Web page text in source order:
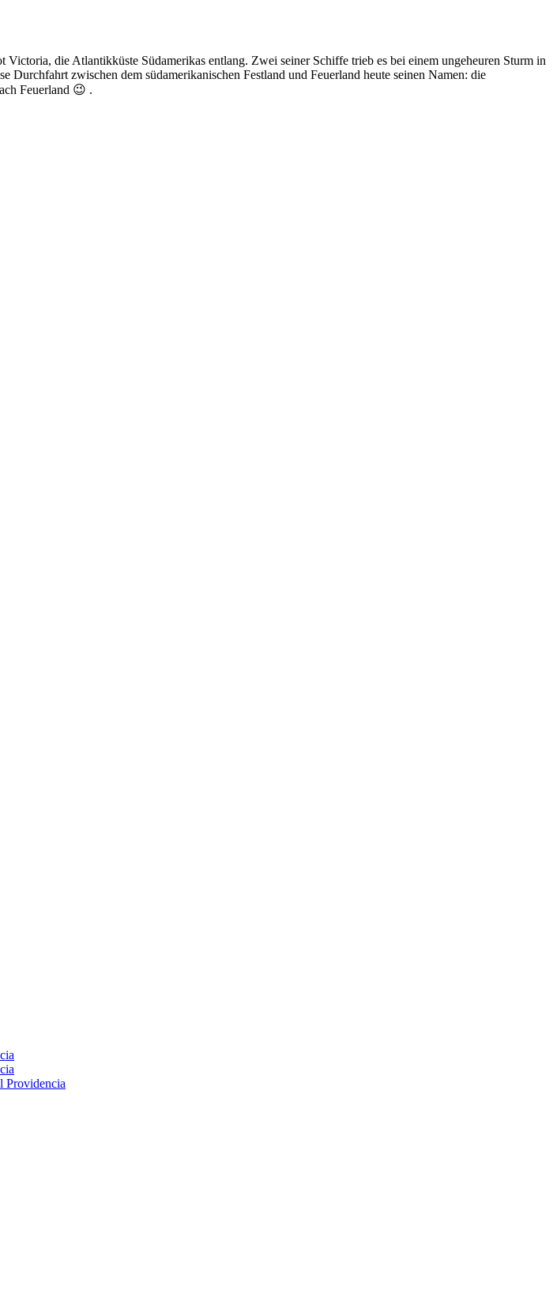
die Atlantikküste Südamerikas entlang. Zwei seiner Schiffe trieb es bei einem ungeheuren Sturm in
zwischen dem südamerikanischen Festland und Feuerland heute seinen Namen: die
Feuerland 😉 .
Providencia